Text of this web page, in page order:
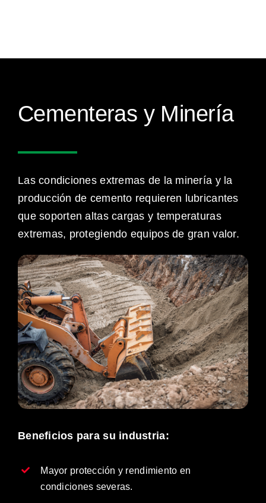
Cementeras y Minería
Las condiciones extremas de la minería y la
producción de cemento requieren lubricantes
que soporten altas cargas y temperaturas
extremas, protegiendo equipos de gran valor.
Beneficios para su industria:
Mayor protección y rendimiento en
condiciones severas.